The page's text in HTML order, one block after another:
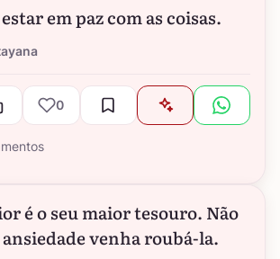
em paz com as coisas.
0
é o seu maior tesouro. Não
venha roubá-la.